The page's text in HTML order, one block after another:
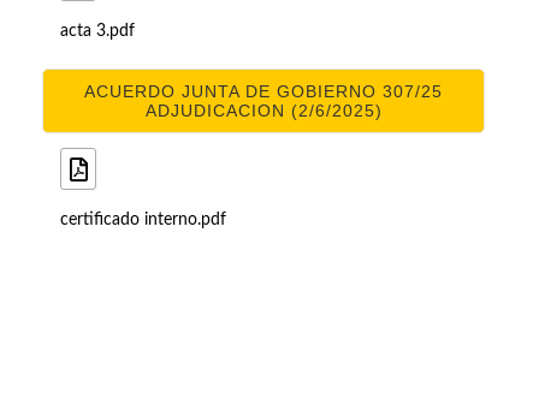
acta 3.pdf
ACUERDO JUNTA DE GOBIERNO 307/25
ADJUDICACION (2/6/2025)
certificado interno.pdf